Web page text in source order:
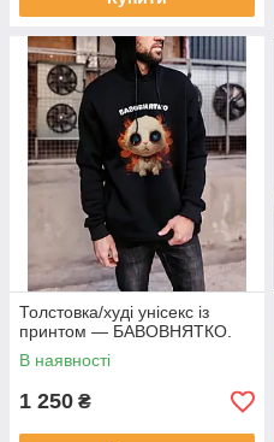
Толстовка/худі унісекс із
принтом — БАВОВНЯТКО.
В наявності
1 250 ₴